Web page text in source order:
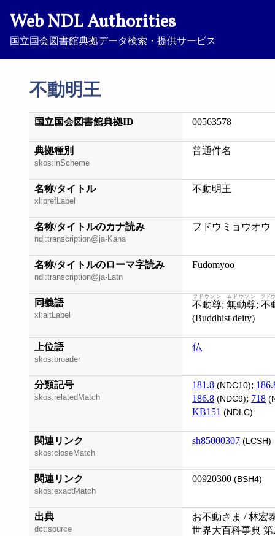
Web NDL Authorities
国立国会図書館典拠データ検索・提供サービス
不動明王
国立国会図書館典拠ID 00563578
典拠種別
skos:inScheme
普通件名
名称/タイトル
xl:prefLabel
不動明王
名称/タイトルのカナ読み
ndl:transcription@ja-Kana
フドウミョウオウ
名称/タイトルのローマ字読み
ndl:transcription@ja-Latn
Fudomyoo
同義語
xl:altLabel
不動尊
フドウソン
; 無動尊
ムドウソン
; 不
フド
(Buddhist deity)
上位語
skos:broader
仏
分類記号
skos:relatedMatch
181.8 (NDC10);
186.8 (NDC9); 718
KB151 (NDLC)
関連リンク
skos:closeMatch
sh85000307 (LCSH)
関連リンク
skos:exactMatch
00920300 (BSH4)
出典
dct:source
お不動さま / 林宏
世界大百科事典 第